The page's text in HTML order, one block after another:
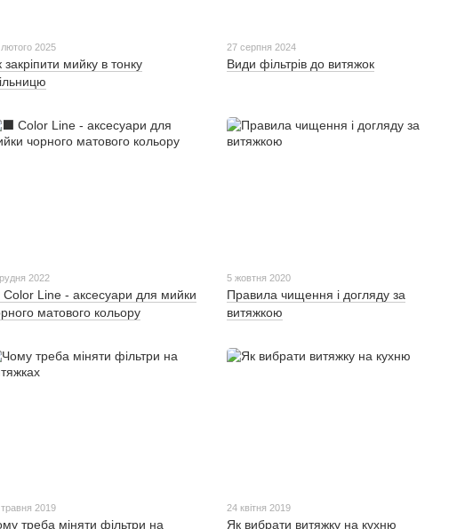
2025
закріпити мийку в тонку
27 серпня 2024
Види фільтрів до витяжок
2022
Color Line - аксесуари для мийки
матового кольору
5 жовтня 2020
Правила чищення і догляду за
витяжкою
2019
треба міняти фільтри на
24 квітня 2019
Як вибрати витяжку на кухню